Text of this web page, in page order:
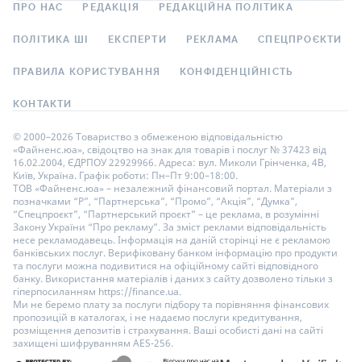
ПРО НАС РЕДАКЦІЯ РЕДАКЦІЙНА ПОЛІТИКА
ПОЛІТИКА ШІ ЕКСПЕРТИ РЕКЛАМА СПЕЦПРОЄКТИ
ПРАВИЛА КОРИСТУВАННЯ КОНФІДЕНЦІЙНІСТЬ
КОНТАКТИ
© 2000–2026 Товариство з обмеженою відповідальністю
«Файненс.юа», свідоцтво на знак для товарів і послуг № 37423 від
16.02.2004, ЄДРПОУ 22929966. Адреса: вул. Миколи Грінченка, 4В,
Київ, Україна. Графік роботи: Пн–Пт 9:00–18:00.
ТОВ «Файненс.юа» – незалежний фінансовий портал. Матеріали з
позначками “Р”, “Партнерська”, “Промо”, “Акція”, “Думка”,
“Спецпроєкт”, “Партнерський проєкт” – це реклама, в розумінні
Закону України “Про рекламу”. За зміст реклами відповідальність
несе рекламодавець. Інформація на даній сторінці не є рекламою
банківських послуг. Верифіковану банком інформацію про продукти
та послуги можна подивитися на офіційному сайті відповідного
банку. Використання матеріалів і даних з сайту дозволено тільки з
гіперпосиланням https://finance.ua.
Ми не беремо плату за послуги підбору та порівняння фінансових
пропозицій в каталогах, і не надаємо послуги кредитування,
розміщення депозитів і страхування. Ваші особисті дані на сайті
захищені шифруванням AES-256.